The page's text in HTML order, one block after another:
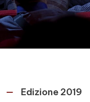
Edizione 2019